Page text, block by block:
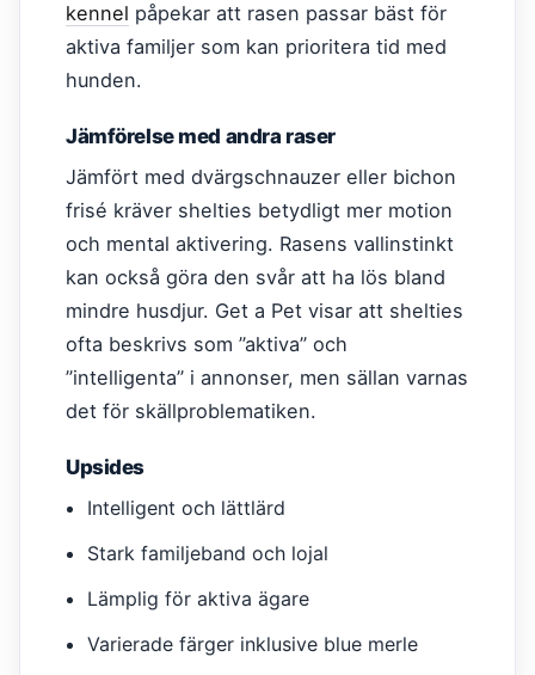
kennel påpekar att rasen passar bäst för
aktiva familjer som kan prioritera tid med
hunden.
Jämförelse med andra raser
Jämfört med dvärgschnauzer eller bichon
frisé kräver shelties betydligt mer motion
och mental aktivering. Rasens vallinstinkt
kan också göra den svår att ha lös bland
mindre husdjur. Get a Pet visar att shelties
ofta beskrivs som ”aktiva” och
”intelligenta” i annonser, men sällan varnas
det för skällproblematiken.
Upsides
Intelligent och lättlärd
Stark familjeband och lojal
Lämplig för aktiva ägare
Varierade färger inklusive blue merle